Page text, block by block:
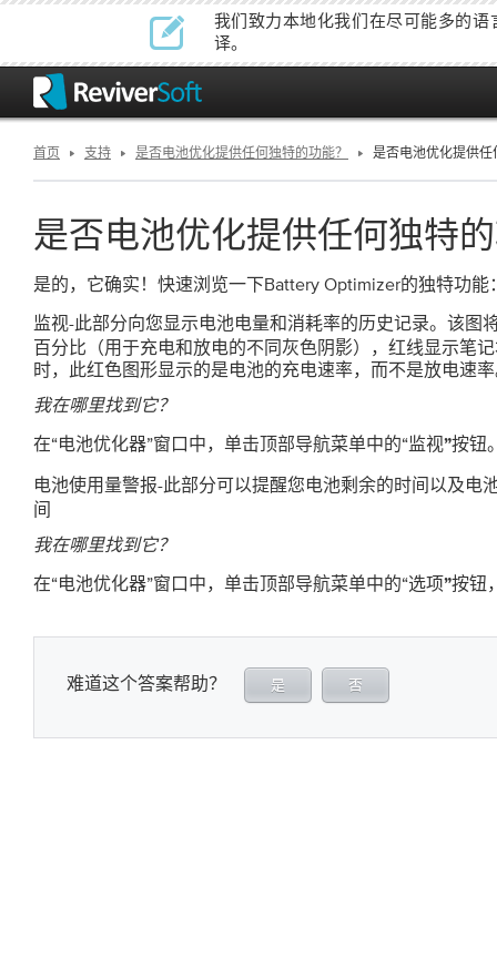
我们致力本地化我们在尽可能多的
译。
首页 支持 是否电池优化提供任何独特的功能？ 是否电池优化提供任
是否电池优化提供任何独特
是的，它确实！快速浏览一下Battery Optimizer的独特功能
监视-此部分向您显示电池电量和消耗率的历史记录。该图
百分比（用于充电和放电的不同灰色阴影），红线显示笔
时，此红色图形显示的是电池的充电速率，而不是放电速
我在哪里找到它？
在“电池优化器”窗口中，单击顶部导航菜单中的“监视”按钮
电池使用量警报-此部分可以提醒您电池剩余的时间以及电
间
我在哪里找到它？
在“电池优化器”窗口中，单击顶部导航菜单中的“选项”按钮
难道这个答案帮助？ 是 否